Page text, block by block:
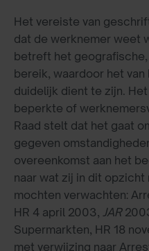
Het vereiste van
dat de werknemer weet
betreft het
bereik, waardoor het
duidelijk dient te zijn.
beperkte of
Raad stelt dat het gaat
gegeven
overeenkomst aan het
naar wat zij in dit
mochten verwachten:
HR 4 april 2003, JAR
Supermarkten, HR 18
met verwijzing naar